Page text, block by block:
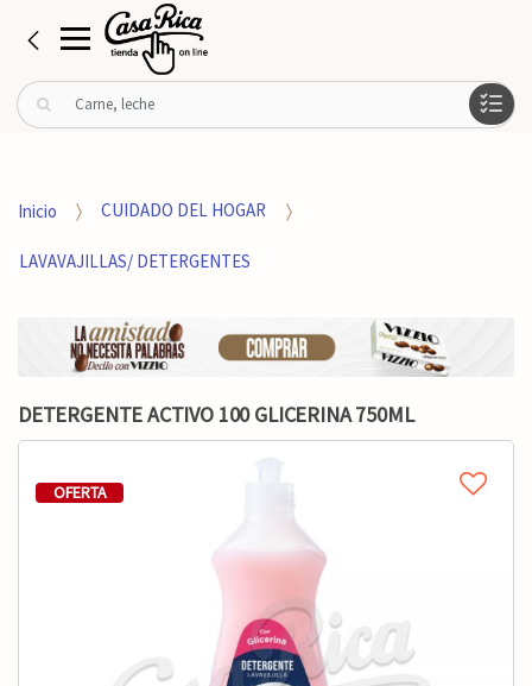
B
u
r
o
Inicio CUIDADO DEL HOGAR
LAVAVAJILLAS/ DETERGENTES
DETERGENTE ACTIVO 100 GLICERINA 750ML
OFERTA